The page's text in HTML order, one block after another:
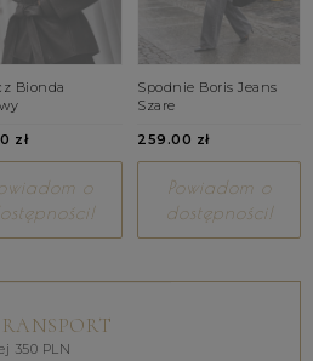
Bionda
zł
o
Spodnie Boris Jeans
Szare
259.00 zł
Powiadom o
dostępności!
350 PLN